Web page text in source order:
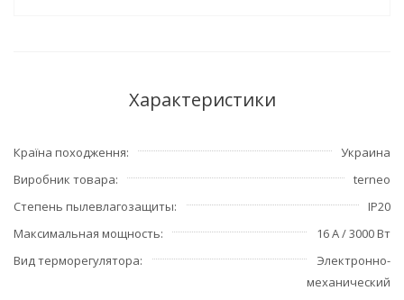
Характеристики
Країна походження
Украина
Виробник товара
terneo
Степень пылевлагозащиты
IP20
Максимальная мощность
16 А / 3000 Вт
Вид терморегулятора
Электронно-
механический